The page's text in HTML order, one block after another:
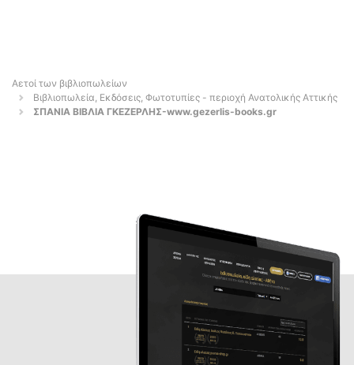
Αετοί των βιβλιοπωλείων
Βιβλιοπωλεία, Εκδόσεις, Φωτοτυπίες - περιοχή Ανατολικής Αττικής
ΣΠΑΝΙΑ ΒΙΒΛΙΑ ΓΚΕΖΕΡΛΗΣ-www.gezerlis-books.gr